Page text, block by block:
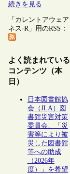
続きを見る
「カレントアウェア
ネス-R」用のRSS：
よく読まれている
コンテンツ（本
日）
日本図書館協
会（JLA）図
書館災害対策
委員会、「災
害等により被
災した図書館
等への助成
（2026年
度）」を希望